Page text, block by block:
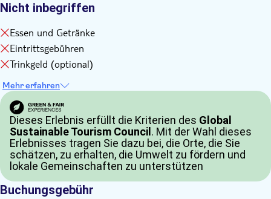
Nicht inbegriffen
Essen und Getränke
Eintrittsgebühren
Trinkgeld (optional)
Mehr erfahren
Dieses Erlebnis erfüllt die Kriterien des Global
Sustainable Tourism Council . Mit der Wahl dieses
Erlebnisses tragen Sie dazu bei, die Orte, die Sie
schätzen, zu erhalten, die Umwelt zu fördern und
lokale Gemeinschaften zu unterstützen
Buchungsgebühr